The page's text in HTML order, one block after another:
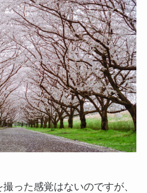
った感覚はないのですが、